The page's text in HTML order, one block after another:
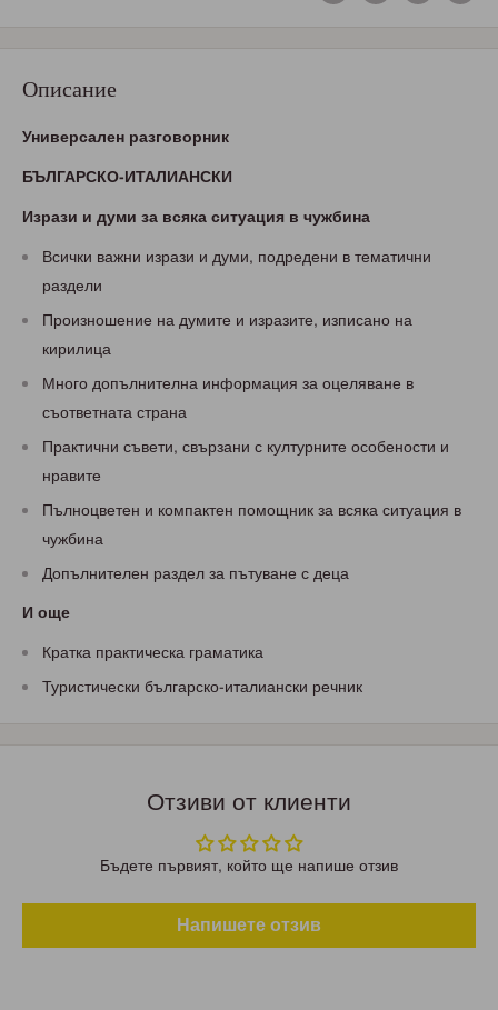
Описание
Универсален разговорник
БЪЛГАРСКО-ИТАЛИАНСКИ
Изрази и думи за всяка ситуация в чужбина
Всички важни изрази и думи, подредени в тематични
раздели
Произношение на думите и изразите, изписано на
кирилица
Много допълнителна информация за оцеляване в
съответната страна
Практични съвети, свързани с културните особености и
нравите
Пълноцветен и компактен помощник за всяка ситуация в
чужбина
Допълнителен раздел за пътуване с деца
И още
Кратка практическа граматика
Туристически българско-италиански речник
Отзиви от клиенти
Бъдете първият, който ще напише отзив
Напишете отзив